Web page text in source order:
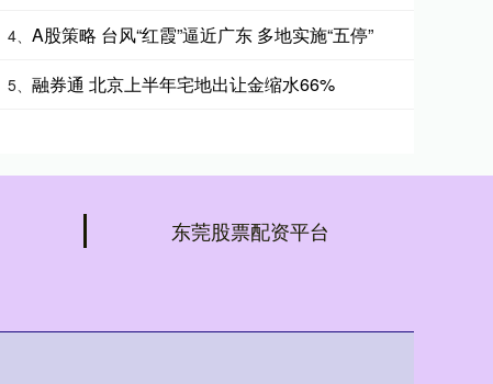
4、 A股策略 台风“红霞”逼近广东 多地实施“五停”
5、 融券通 北京上半年宅地出让金缩水66%
东莞股票配资平台